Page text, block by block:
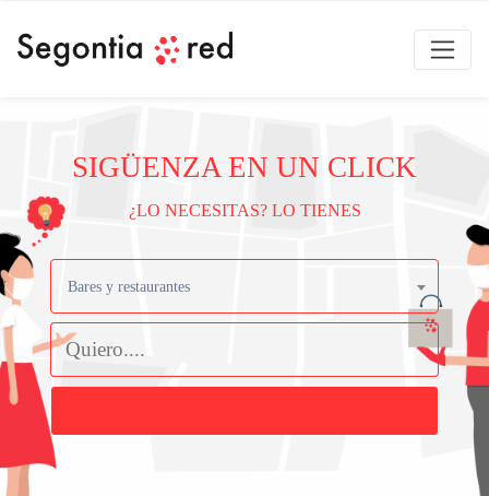
SIGÜENZA EN UN CLICK
¿LO NECESITAS? LO TIENES
Bares y restaurantes